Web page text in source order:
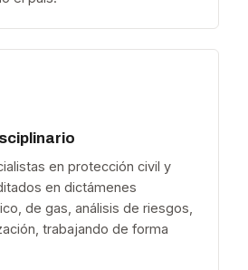
en protección civil y
en dictámenes
de gas, análisis de riesgos,
trabajando de forma